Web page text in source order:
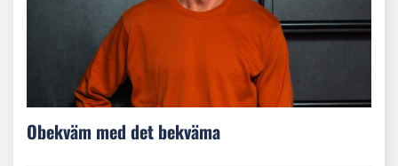
Obekväm med det bekväma